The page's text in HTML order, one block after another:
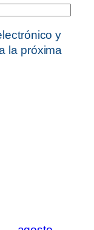
y
la próxima